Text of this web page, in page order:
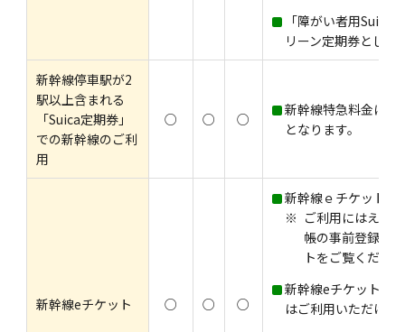
「障がい者用Suica
リーン定期券とし
新幹線停車駅が2
駅以上含まれる
「Suica定期券」
での新幹線のご利
用
○ ○ ○
新幹線特急料金につ
となります。
新幹線eチケット ○ ○ ○
新幹線ｅチケット（
ご利用にはえき
帳の事前登録が
トをご覧くださ
新幹線eチケット（
はご利用いただけま